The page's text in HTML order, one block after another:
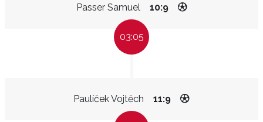
Passer Samuel 10:9
03:05
Paulíček Vojtěch 11:9